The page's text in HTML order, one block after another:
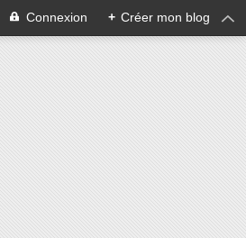
Connexion + Créer mon blog